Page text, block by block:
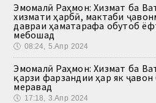
Эмомалӣ Раҳмон: Хизмат ба
хизмати ҳарбӣ, мактаби
давраи ҳаматарафа обутоб
мебошад
🕔 08:24, 5.Апр 2024
Эмомалӣ Раҳмон: Хизмат ба
қарзи фарзандии ҳар як ҷавон
меравад
🕔 17:18, 3.Апр 2024